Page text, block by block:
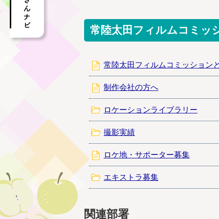
常陸太田フィルムコミッ
常陸太田フィルムコミッション
制作会社の方へ
ロケーションライブラリー
撮影実績
ロケ地・サポーター募集
エキストラ募集
関連部署